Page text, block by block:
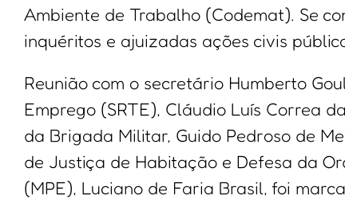
Ambiente de Trabalho (Codemat). Se
inquéritos e ajuizadas ações civis
Reunião com o secretário Humberto
Emprego (SRTE), Cláudio Luís Correa
da Brigada Militar, Guido Pedroso de
de Justiça de Habitação e Defesa da
(MPE), Luciano de Faria Brasil, foi